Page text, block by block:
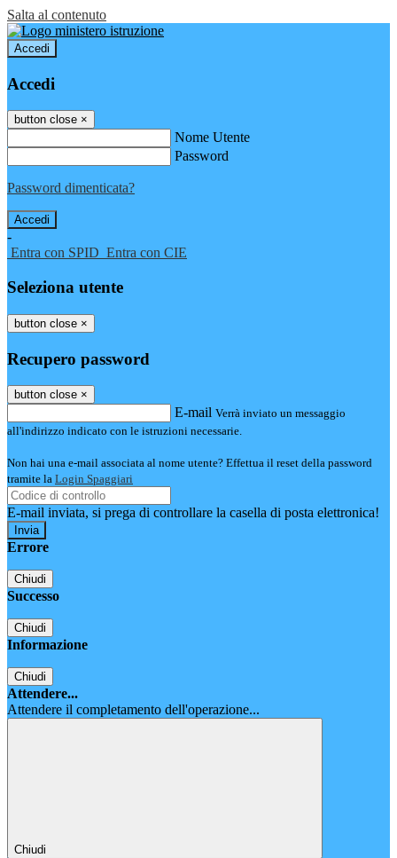
Salta al contenuto
Accedi
Accedi
button close ×
Nome Utente
Password
Password dimenticata?
-
Entra con SPID Entra con CIE
Seleziona utente
button close ×
Recupero password
button close ×
E-mail Verrà inviato un messaggio
all'indirizzo indicato con le istruzioni necessarie.
Non hai una e-mail associata al nome utente? Effettua il reset della password
tramite la Login Spaggiari
E-mail inviata, si prega di controllare la casella di posta elettronica!
Errore
Chiudi
Successo
Chiudi
Informazione
Chiudi
Attendere...
Attendere il completamento dell'operazione...
Chiudi